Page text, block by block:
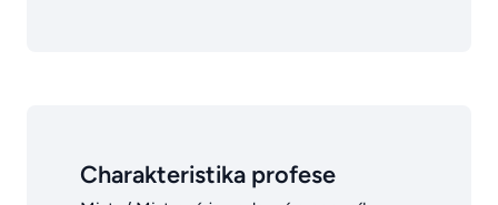
Charakteristika profese